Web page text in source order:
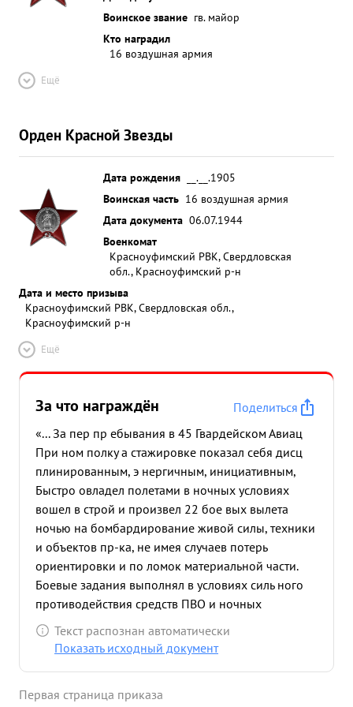
Воинское звание гв. майор
Кто наградил
16 воздушная армия
Ещё
Орден Красной Звезды
Дата рождения
__.__.1905
Воинская часть 16 воздушная армия
Дата документа 06.07.1944
Военкомат
Красноуфимский РВК, Свердловская
обл., Красноуфимский р-н
Дата и место призыва
Красноуфимский РВК, Свердловская обл.,
Красноуфимский р-н
Ещё
За что награждён
Поделиться
«... За пер пр ебывания в 45 Гвардейском Авиац
При ном полку а стажировке показал себя дисц
плинированным, э нергичным, инициативным,
Быстро овладел полетами в ночных условиях
вошел в строй и произвел 22 бое вых вылета
ночью на бомбардирование живой силы, техники
и объектов пр-ка, не имея случаев потерь
ориентировки и по ломок материальной части.
Боевые задания выполнял в условиях силь ного
противодействия средств ПВО и ночных
истребителе пр-ка. в период подготовки к
наступлению аших войск на плацдарме Рогачев-
дважды подбит зенитной артиллерией над целью
Текст распознан автоматически
Показать исходный документ
Первая страница приказа